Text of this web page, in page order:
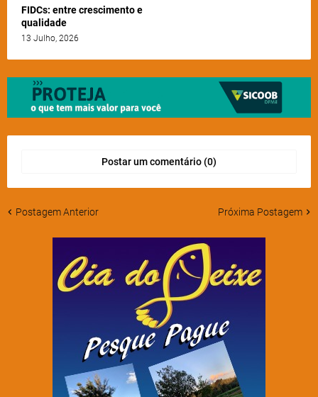
FIDCs: entre crescimento e
qualidade
13 Julho, 2026
Postar um comentário (0)
Postagem Anterior Próxima Postagem